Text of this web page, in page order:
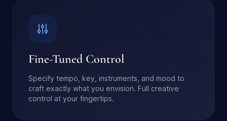
Fine-Tuned Control
Specify tempo, key, instruments, and mood to
craft exactly what you envision. Full creative
control at your fingertips.